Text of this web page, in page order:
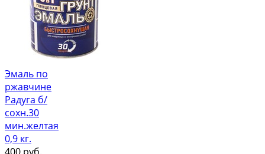
Эмаль по
ржавчине
Радуга б/
сохн.30
мин.желтая
0,9 кг.